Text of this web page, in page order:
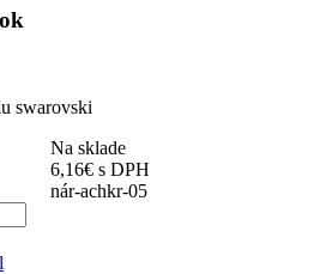
swarovski
Na sklade
6,16€ s DPH
nár-achkr-05